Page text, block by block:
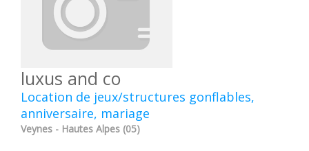
luxus and co
Location de jeux/structures gonflables,
anniversaire, mariage
Veynes - Hautes Alpes (05)